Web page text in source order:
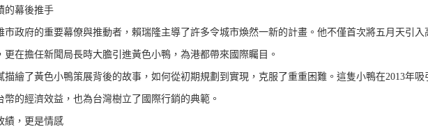
的幕後推手
市政府的重要幕僚與推動者，賴瑞隆主導了許多令城市煥然一新的計畫。他不僅首次將五月天引
更在擔任新聞局長時大膽引進黃色小鴨，為港都帶來國際矚目。
描繪了黃色小鴨策展背後的故事，如何從初期規劃到實現，克服了重重困難。這隻小鴨在2013年吸
幣的經濟效益，也為台灣樹立了國際行銷的典範。
績，更是情感